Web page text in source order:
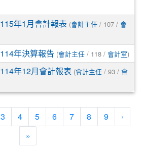
115年1月會計報表 (會計主任/ 107 / 會
114年決算報告 (會計主任/ 118 / 會計室)
114年12月會計報表 (會計主任/ 93 / 會
3 4 5 6 7 8 9 ›
»